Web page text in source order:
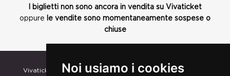
Noi usiamo i cookies
I biglietti non sono ancora in vendita su Vivaticket
oppure
le vendite sono momentaneamente sospese o
chiuse
Vivaticket Aiuto e Assistenza